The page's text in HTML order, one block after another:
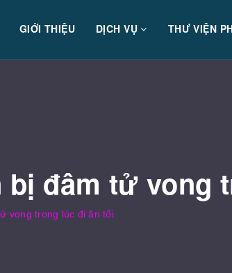
GIỚI THIỆU DỊCH VỤ THƯ VIỆN
bị đâm tử vong
vong trong lúc đi ăn tối